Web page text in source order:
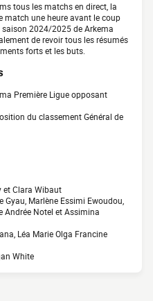
tous les matchs en direct, la
match une heure avant le coup
2024/2025 de Arkema
de revoir tous les résumés
forts et les buts.
Première Ligue opposant
du classement Général de
et Clara Wibaut
Gyau, Marlène Essimi Ewoudou,
Andrée Notel et Assimina
Léa Marie Olga Francine
White